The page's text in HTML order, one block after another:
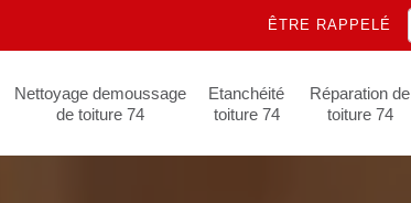
ÊTRE RAPPELÉ
Nettoyage demoussage
de toiture 74
Etanchéité
toiture 74
Réparation de
toiture 74